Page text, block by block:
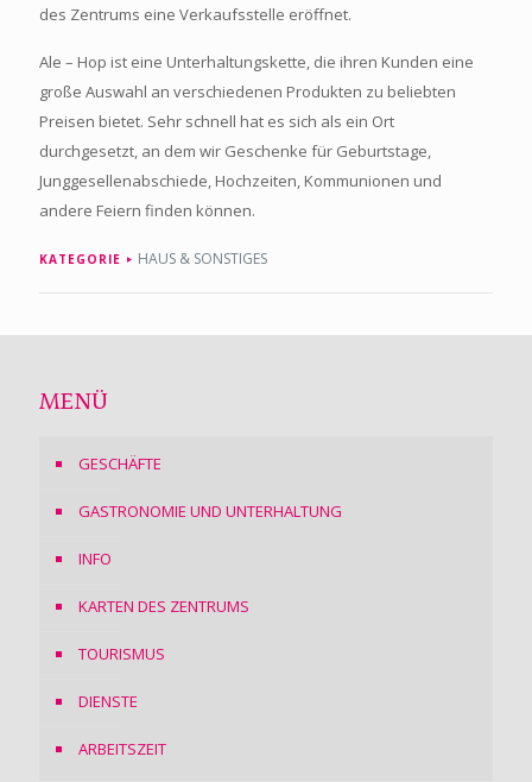
des Zentrums eine Verkaufsstelle eröffnet.
Ale – Hop ist eine Unterhaltungskette, die ihren Kunden eine
große Auswahl an verschiedenen Produkten zu beliebten
Preisen bietet. Sehr schnell hat es sich als ein Ort
durchgesetzt, an dem wir Geschenke für Geburtstage,
Junggesellenabschiede, Hochzeiten, Kommunionen und
andere Feiern finden können.
KATEGORIE HAUS & SONSTIGES
MENÜ
GESCHÄFTE
GASTRONOMIE UND UNTERHALTUNG
INFO
KARTEN DES ZENTRUMS
TOURISMUS
DIENSTE
ARBEITSZEIT